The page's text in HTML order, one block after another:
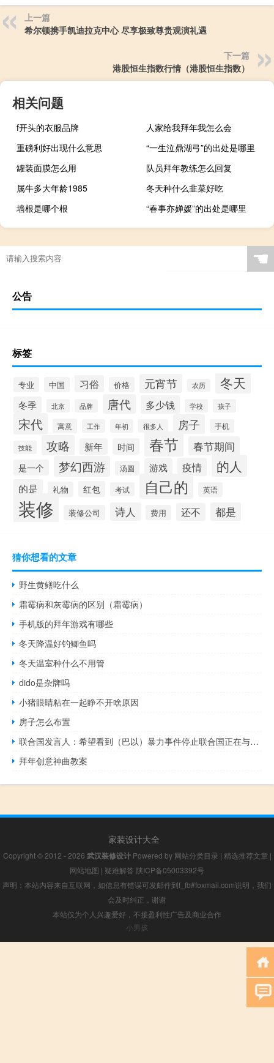
上一篇
希尔顿携手凯迪拉克中心 尽享极致尊贵观演礼遇
下一篇
港股恒生指数行情（港股恒生指数）
相关问题
f开头的衣服品牌
人家给我拜年我怎么会
重磅利好出现什么意思
“一生泣鼎湖弓”的出处是哪里
罐装面膜怎么用
队员拜年教练怎么回复
属牛多大年龄1985
冬天种什么韭菜好吃
墙根是哪个根
“春事亦婵媛”的出处是哪里
☚
公告
标签
专业 中国 习俗 价格 元宵节 农历 冬天
冬季 北京 品牌 唐代 多少钱 学校 孩子
宋代 寓意 工作 年初 很多人 房子 手机
技能 攻略 新年 时间 春节 春节期间
是一个 梦幻西游 汤圆 游戏 疫情 的人
的是 礼物 红包 考试 自己的 英语
装修 装修公司 诗人 费用 还不 都是
猜你想看的文章
野生黄鳝吃什么
霜霉病和灰霉病的区别（霜霉病）
手机版的拜年游戏有哪些
冬天降温好钓鲫鱼吗
冬天温室种什么不用管
dido是杂牌吗
小猪眼睛粘在一起睁不开啥原因
房子怎么布置
联合国发言人：希望看到（巴以）暴力事件停止联合国正在与各方就援助通道进行对话；在我们想要争取的援助通道上不可发生冲突
拜年创意神曲教案
家装设计大全
Copyright © 2012 - 2026 武汉装修设计Powered by 网站分类目录 | 精选推荐文章 |
网站地图 | 疑难解答 陕ICP备05003392号
声明：本站内容来自互联网，如信息有错误可发邮件到f_fb#foxmail.com说明，我们
会及时纠正，谢谢
本站仅为个人兴趣爱好，不接盈利性广告及商业合作
小男孩